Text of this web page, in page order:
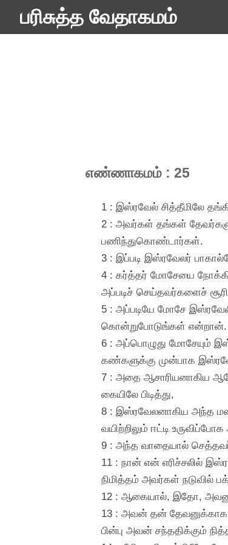
பரிசுத்த வேதாகமம்
எண்ணாகமம் : 25
1 : இஸ்ரவேல் சித்தீமிலே
2 : அவர்கள் தங்கள்
பணிந்துகொண்டார்கள்.
3 : இப்படி இஸ்ரவேலர்
4 : கர்த்தர் மோசேயை
அப்படிச் செய்தவர்களைச்
5 : அப்படியே மோசே
கொன்றுபோடுங்கள் என்றான்.
6 : அப்பொழுது மோசேயும்
கண்களுக்கு முன்பாக
7 : அதை ஆசாரியனாகிய
கையிலே பிடித்து,
8 : இஸ்ரவேலனாகிய அந்த
வயிற்றிலும் ஈட்டி
9 : அந்த வாதையால்
11 : நான் என் எரிச்சலில்
நிமித்தம் அவர்கள் நடுவில்
12 : ஆகையால், இதோ,
13 : அவன் தன் தேவனுக்காக
பின்பு அவன் சந்ததிக்கும்